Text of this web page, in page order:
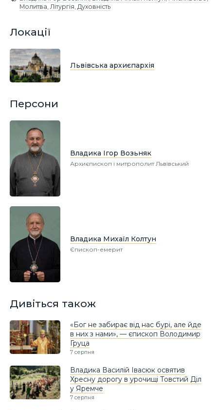
Молитва, Літургія, Духовність
Локації
Львівська архиєпархія
Персони
Владика Ігор Возьняк
Архиєпископ і митрополит Львівський
Владика Михаїл Колтун
Єпископ-емерит
Дивіться також
«Бог не забирає від нас бурі, але йде
в них з нами», — єпископ Володимир
Груца
7 серпня
Владика Василій Івасюк освятив
Хресну дорогу в урочищі Товстий Діл
у Яремче
7 серпня